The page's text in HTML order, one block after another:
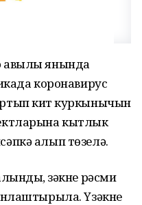
авылы янында
коронавирус
китү куркынычын
кытлык
алып төзелә.
үзәкне рәсми
Үзәкне